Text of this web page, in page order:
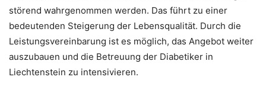
störend wahrgenommen werden. Das führt zu einer
bedeutenden Steigerung der Lebensqualität. Durch die
Leistungsvereinbarung ist es möglich, das Angebot weiter
auszubauen und die Betreuung der Diabetiker in
Liechtenstein zu intensivieren.